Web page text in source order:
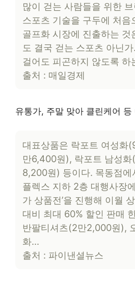
많이 걷는 사람들을 위한
스포츠 기술을 구두에 처음
골프화 시장에 진출하는 것
도 결국 걷는 스포츠 아닌
걸어도 피곤하지 않도록
출처 : 매일경제
유통가, 주말 맞아 클린케어 등
대표상품은 락포트 여성화
만6,400원), 락포트 남성
8,200원) 등이다. 목동점에
플렉스 지하 2층 대행사장
가 상품전’을 진행해 이월
대비 최대 60% 할인 판매
반팔티셔츠(2만2,000원),
화…
출처 : 파이낸셜뉴스